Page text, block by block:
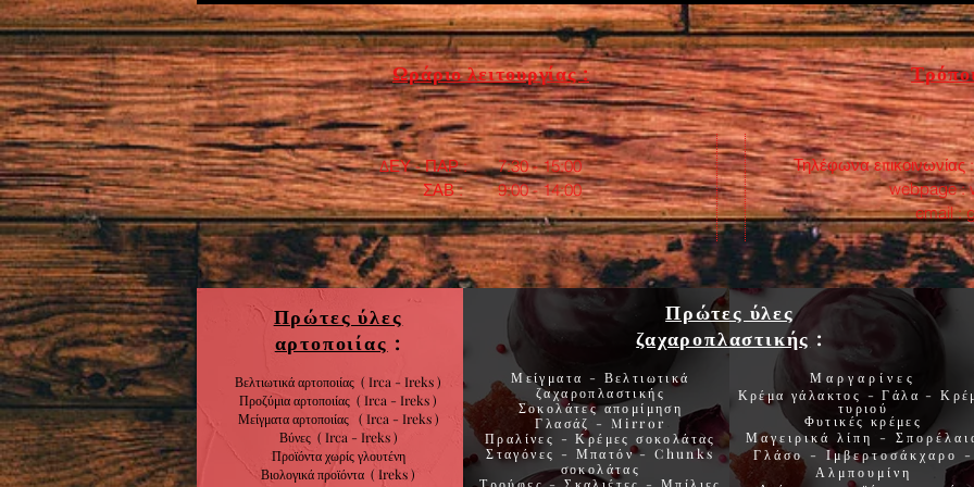
Κουτιά
άριστες
Ωράριο λειτουργίας :
ΔΕΥ - ΠΑΡ : 7:30 - 15:00
​ ΣΑΒ : 9:00 - 14:00
Τηλέφωνα
webpage :
email :
Πρώτες ύλες
αρτοποιίας :
Βελτιωτικά αρτοποιίας ( Irca - Ireks )
Προζύμια αρτοποιίας ( Irca - Ireks )
Μείγματα αρτοποιίας ( Irca - Ireks )
Βύνες ( Irca - Ireks )
Προϊόντα χωρίςγλουτένη
Βιολογικάπροϊόντα ( Ireks )
Μείγματα - Βελτιωτικά
ζαχαροπλαστικής
Σοκολάτεςαπομίμηση
Γλασάζ - Mirror
Πραλίνες - Κρέμες σοκολάτας
Σταγόνες - Μπατόν-Chunks
σοκολάτας
Μαργαρίνες
Κρέμα γάλακτος - Γάλα -
τυριού
Φυτικές κρέμες
Μαγειρικά λίπη -
Γλάσο -Ιμβερτοσάκχαρο -
Αλμπουμίνη
Πρώτες ύλες
ζαχαροπλαστικής :